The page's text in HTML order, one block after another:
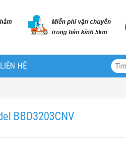
LIÊN HỆ
BBD3203CNV